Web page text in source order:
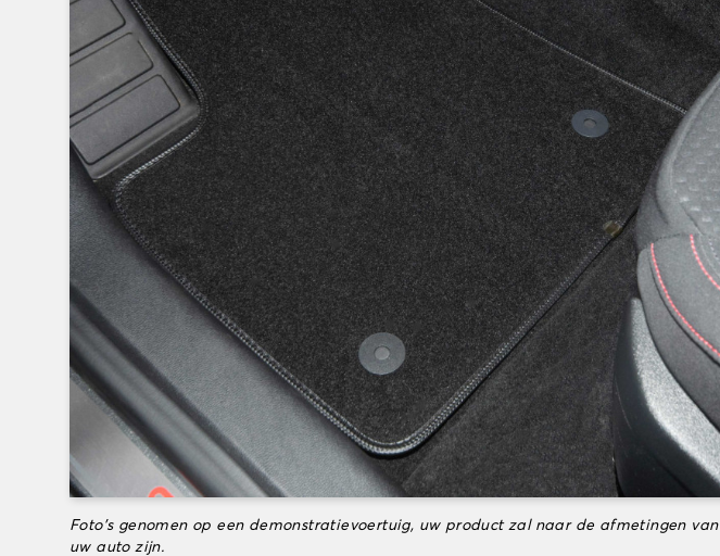
Foto's genomen op een demonstratievoertuig, uw product zal naar de afmetingen van
uw auto zijn.